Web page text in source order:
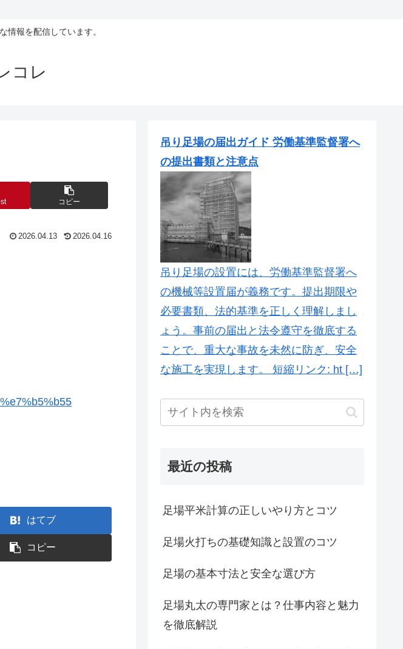
情報を配信しています。
コレ
コピー
2026.04.13 2026.04.16
はてブ
コピー
吊り足場の届出ガイド 労働基準監督署へ
の提出書類と注意点
吊り足場の設置には、労働基準監督署へ
の機械等設置届が義務です。提出期限や
必要書類、法的基準を正しく理解しまし
ょう。事前の届出と法令遵守を徹底する
ことで、重大な事故を未然に防ぎ、安全
な施工を実現します。 短縮リンク: ht […]
最近の投稿
足場平米計算の正しいやり方とコツ
足場火打ちの基礎知識と設置のコツ
足場の基本寸法と安全な選び方
足場丸太の専門家とは？仕事内容と魅力
を徹底解説